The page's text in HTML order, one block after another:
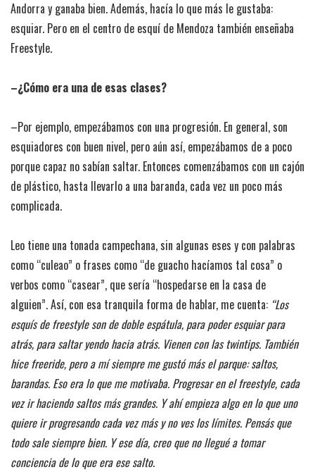
Andorra y ganaba bien. Además, hacía lo que más le gustaba:
esquiar. Pero en el centro de esquí de Mendoza también enseñaba
Freestyle.
–¿Cómo era una de esas clases?
–Por ejemplo, empezábamos con una progresión. En general, son
esquiadores con buen nivel, pero aún así, empezábamos de a poco
porque capaz no sabían saltar. Entonces comenzábamos con un cajón
de plástico, hasta llevarlo a una baranda, cada vez un poco más
complicada.
Leo tiene una tonada campechana, sin algunas eses y con palabras
como “culeao” o frases como “de guacho hacíamos tal cosa” o
verbos como “casear”, que sería “hospedarse en la casa de
alguien”. Así, con esa tranquila forma de hablar, me cuenta: “Los
esquís de freestyle son de doble espátula, para poder esquiar para
atrás, para saltar yendo hacia atrás. Vienen con las twintips. También
hice freeride, pero a mí siempre me gustó más el parque: saltos,
barandas. Eso era lo que me motivaba. Progresar en el freestyle, cada
vez ir haciendo saltos más grandes. Y ahí empieza algo en lo que uno
quiere ir progresando cada vez más y no ves los límites. Pensás que
todo sale siempre bien. Y ese día, creo que no llegué a tomar
conciencia de lo que era ese salto.